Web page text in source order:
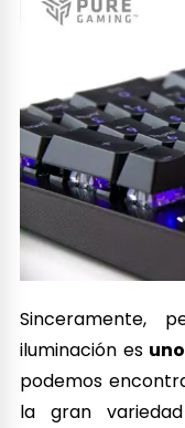
Sinceramente,
iluminación es
podemos
la gran